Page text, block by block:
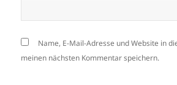
Name, E-Mail-Adresse und Website in
meinen nächsten Kommentar speichern.